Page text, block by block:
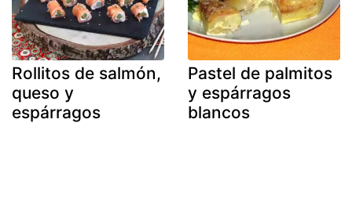
Rollitos de salmón,
queso y
espárragos
Pastel de palmitos
y espárragos
blancos